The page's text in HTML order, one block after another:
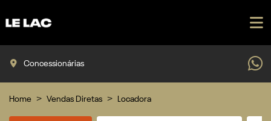
Concessionárias
Home Vendas Diretas Locadora